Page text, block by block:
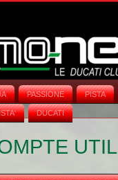
PASSIONE PISTA
DUCATI